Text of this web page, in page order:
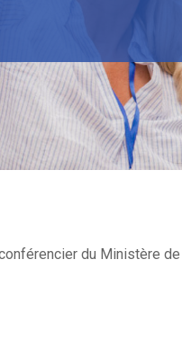
du Ministère